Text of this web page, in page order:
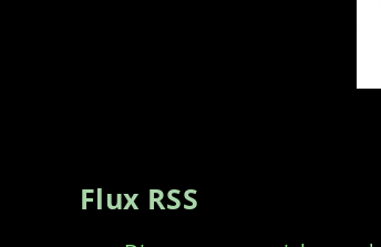
Flux RSS